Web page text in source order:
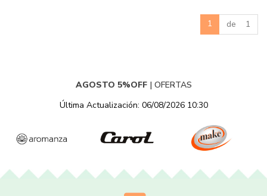
1 de 1
AGOSTO 5%OFF| OFERTAS
Última Actualización: 06/08/2026 10:30